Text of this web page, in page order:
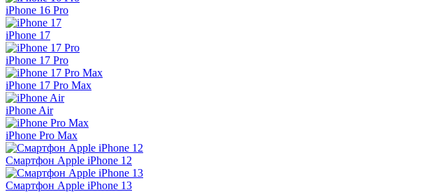
iPhone 16 Pro
iPhone 17
iPhone 17 Pro
iPhone 17 Pro Max
iPhone Air
iPhone Pro Max
Смартфон Apple iPhone 12
Смартфон Apple iPhone 13